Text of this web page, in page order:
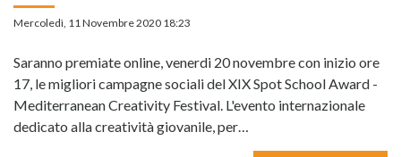
Mercoledì, 11 Novembre 2020 18:23
Saranno premiate online, venerdi 20 novembre con inizio ore
17, le migliori campagne sociali del XIX Spot School Award -
Mediterranean Creativity Festival. L'evento internazionale
dedicato alla creatività giovanile, per…